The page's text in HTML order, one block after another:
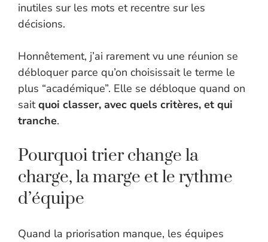
inutiles sur les mots et recentre sur les
décisions.
Honnêtement, j’ai rarement vu une réunion se
débloquer parce qu’on choisissait le terme le
plus “académique”. Elle se débloque quand on
saitquoi classer, avec quels critères, et qui
tranche.
Pourquoi trier change la
charge, la marge et le rythme
d’équipe
Quand la priorisation manque, les équipes